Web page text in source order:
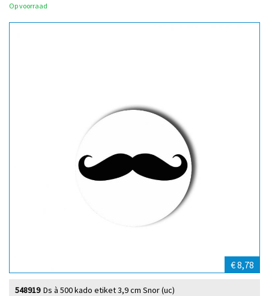
Op voorraad
€ 8,78
Ds à 500 kado etiket 3,9 cm Snor (uc)
548919